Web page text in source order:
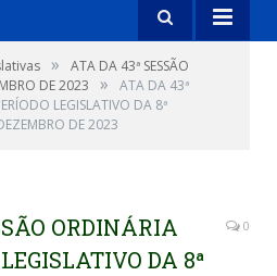
»
ATA DA 43ª SESSÃO
DE 2023
»
ATA DA 43ª
LEGISLATIVO DA 8ª
DE 2023
ORDINÁRIA
DA 8ª
0